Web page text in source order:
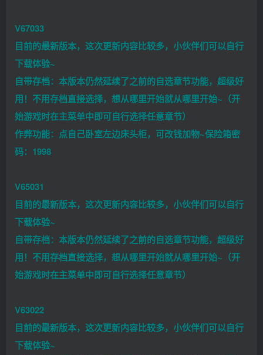
V67033
目前的最新版本，这次更新内容比较多，小伙伴们可以自行
下载体验~
自带存档：本版本仍然延续了之前的自选章节功能，超级好
用！不用存档直接选择，想从哪里开始就从哪里开始~（开
始游戏时在主菜单中即可自行选择任意章节）
作弊功能：点自己卧室左边床头柜，可改钱加物~保险箱密
码：1998
V65031
目前的最新版本，这次更新内容比较多，小伙伴们可以自行
下载体验~
自带存档：本版本仍然延续了之前的自选章节功能，超级好
用！不用存档直接选择，想从哪里开始就从哪里开始~（开
始游戏时在主菜单中即可自行选择任意章节）
V63022
目前的最新版本，这次更新内容比较多，小伙伴们可以自行
下载体验~